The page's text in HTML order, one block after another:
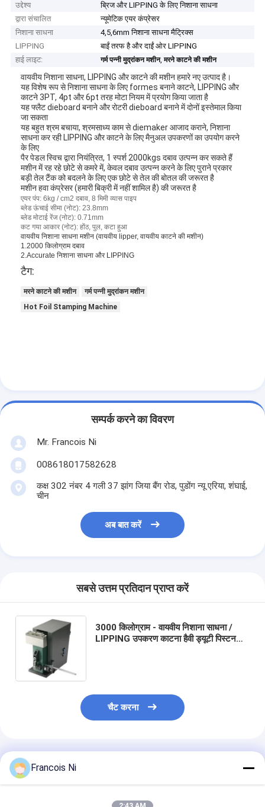
उत्पादों
उद्देश्य
ब्रिज और LIPPING के लिए निशाना साधना
द्वारा संचालित
न्यूमेटिक एयर कंप्रेसर
निशाना साधना
4,5,6mm निशाना साधना मैट्रिक्स
LIPPING
बाईं तरफ है और दाईं ओर LIPPING
हाई लाइट:
गर्म पन्नी मुद्रांकन मशीन,मरने काटने की मशीन
वायवीय निशाना साधना, LIPPING और काटने की मशीन हमारे नए उत्पाद है।
यह विशेष रूप से निशाना साधना के लिए formes बनाने काटने, LIPPING और
काटने 3PT, 4pt और 6pt तरह मोटा नियम में प्रयोग किया जाता है
यह फ्लैट dieboard बनाने और रोटरी dieboard बनाने में दोनों इस्तेमाल किया
जा सकता
यह बहुत श्रम बचाया, श्रमसाध्य काम से diemaker आजाद कराने, निशाना
साधना कर रही LIPPING और काटने के लिए मैनुअल उपकरणों का उपयोग करने
के लिए
पैर पेडल स्विच द्वारा नियंत्रित, 1 स्पर्श 2000kgs दबाव उत्पन्न कर सकते हैं
मशीन में रह रहे छोटे से कमरे में, केवल दबाव उत्पन्न करने के लिए पुराने प्रकार
बड़ी तेल टैंक को बदलने के लिए एक छोटे से तेल की बोतल की जरूरत है
मशीन हवा कंप्रेसर (हमारी बिक्री में नहीं शामिल है) की जरूरत है
एयरपंप: 6kg / cm2 दबाव, 8 मिमी व्यास पाइप
ब्लेड ऊंचाई सीमा (नोट): 23.8mm
ब्लेड मोटाई रेंज (नोट): 0.71mm
कट गया आकार (नोट): होंठ, पुल, कटा हुआ
वायवीय निशाना साधना मशीन (वायवीय lipper, वायवीय काटने की मशीन)
1.2000 किलोग्राम दबाव
2.Accurate निशाना साधना और LIPPING
टैग:
मरने काटने की मशीन
गर्म पन्नी मुद्रांकन मशीन
Hot Foil Stamping Machine
सम्पर्क करने का विवरण
Mr. Francois Ni
008618017582628
कक्ष 302 नंबर 4 गली 37 झांग जिया बैंग रोड, पुडोंग न्यू एरिया, शंघाई,
चीन
अब बात करें
सबसे उत्तम प्रतिदान प्राप्त करें
3000 किलोग्राम - वायवीय निशाना साधना /
LIPPING उपकरण काटना हैवी ड्यूटी पिस्टन
चैट करना
अनुशंसित उत्पाद
Francois Ni